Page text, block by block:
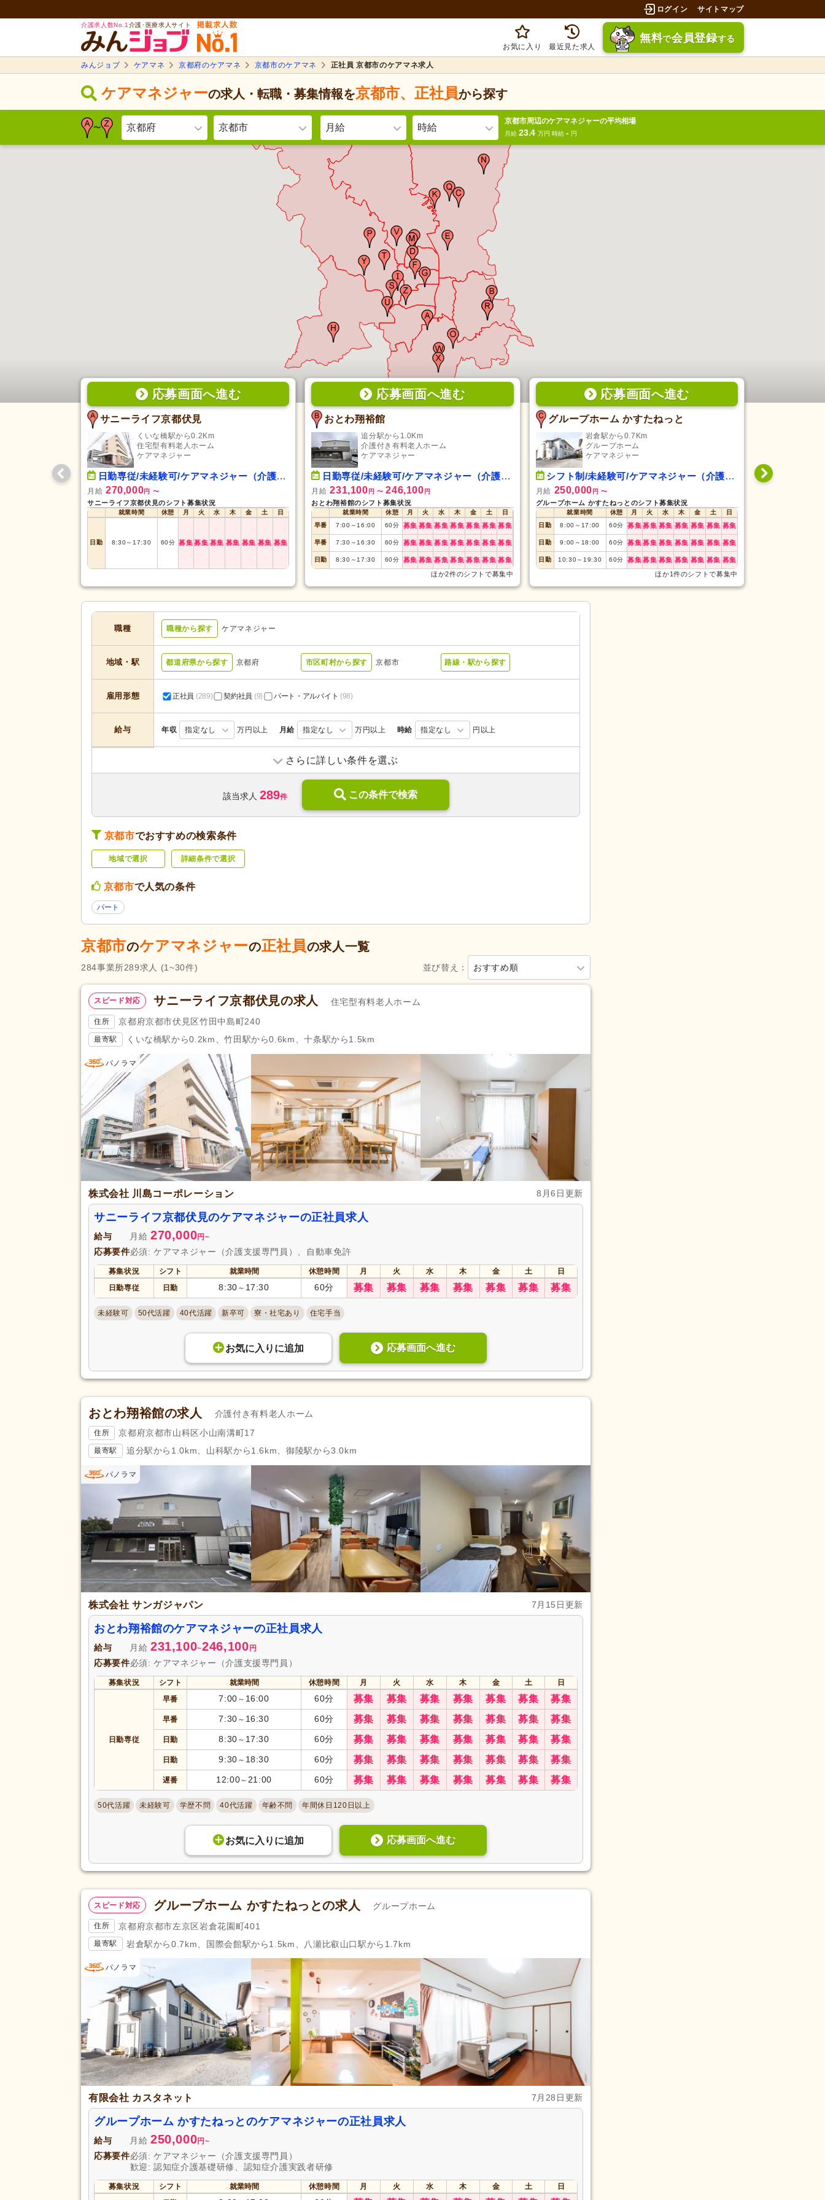
ログイン サイトマップ
介護求人数No.1 介護･医療求人サイト
お気に入り 最近見た求人
無料で会員登録する
みんジョブ ケアマネ 京都府のケアマネ 京都市のケアマネ 正社員 京都市のケアマネ求人
ケアマネジャーの求人・転職・募集情報を京都市、 正社員から探す
〜 京都府 京都市 月給 時給
京都市周辺のケアマネジャーの平均相場
月給 23.4万円 時給 - 円
応募画面へ進む
サニーライフ京都伏見
くいな橋駅から0.2Km
住宅型有料老人ホーム
ケアマネジャー
日勤専従/未経験可/ケアマネジャー（介護支援専門員）
月給 270,000円 〜
サニーライフ京都伏見のシフト募集状況
就業時間 休憩 月 火 水 木 金 土 日
日勤 8:30～ 17:30 60分 募集募集 募集 募集 募集 募集 募集
応募画面へ進む
おとわ翔裕館
追分駅から1.0Km
介護付き有料老人ホーム
ケアマネジャー
日勤専従/未経験可/ケアマネジャー（介護支援専門員）
月給 231,100 円 〜 246,100 円
おとわ翔裕館のシフト募集状況
就業時間 休憩 月 火 水 木 金 土
日
早番
7:00 ～ 16:00 60分 募集 募集 募集 募集 募集 募集 募集
早番 7:30 ～ 16:30 60分 募集 募集 募集 募集 募集 募集 募集
日勤 8:30 ～ 17:30 60分 募集 募集 募集 募集 募集 募集 募集
ほか2件のシフトで募集中
応募画面へ進む
グループホーム かすたねっと
岩倉駅から0.7Km
グループホーム
ケアマネジャー
シフト制/未経験可/ケアマネジャー（介護支援専門員）
月給 250,000 円 〜
グループホーム かすたねっとのシフト募集状況
就業時間 休憩 月 火 水 木 金 土
日
日勤
8:00 ～ 17:00 60分 募集募集 募集 募集 募集 募集 募集
日勤 9:00 ～ 18:00 60分 募集募集 募集 募集 募集 募集 募集
日勤 10:30～ 19:30 60分 募集募集 募集 募集 募集 募集 募集
ほか1件のシフトで募集中
日勤専従/未経
職種 職種から探す ケアマネジャー
地域・駅 都道府県から探す 京都府 市区町村から探す 京都市 路線・駅から探す
雇用形態 正社員 (289) 契約社員 (9) パート・アルバイト (98)
給与 年収 指定なし 万円以上 月給 指定なし 万円以上 時給 指定なし 円以上
訪問介護 (10)
デイサービス(7) 小規模多機能型居宅介護(22) 住宅型有料老人ホーム(4)
介護付き有料老人ホーム(17) サービス付き高齢者向け住宅(2)
介護老人保健施設(16)
グループホーム (49)
未経験可(309)
学歴不問
ネイル可(15) Web面接可(41) ハローワーク求人を除く(154)
掲載24時間以内 (2) 掲載3日以内 (7)
女性が活躍
勤務形態
残業ほぼなし (338) シフト制(42)
午前のみ可(9)
週1日から可(10) 週2日から可 (8)
週4日から可 (18) シフト相談可(347) 即日勤務可 (12)
応募資格
認知症ケア専門士 (1) 社会福祉士(17) 社会福祉主事任用(1)
介護支援専門員（ケアマネジャー）
(364)
自動車免許(104) 自動車免許（二種）(1)
認知症介護基礎研修 (3) 認知症介護実践者研修 認知症介護実践リーダー研修
小規模多機能型サービス等計画作成
担当者研修(2)
休日・休暇
完全週休2日(56) (113) 4週8休 (44)
土日休み (21)
日曜休み(76) 年間休日110日以上(108) 年間休日120日以上(19)
産休あり(333) 育休あり(379)
看護休暇(103)
(67)
賞与あり (267) 社会保険完備(391) 研修制度あり(346)
企業年金(28) 昇給あり(376) 復職支援あり(60)
退職金あり(221) 日・祝給与アップ
資格取得支援あり(119) 通勤手当(337) 人事評価制度あり
処遇改善手当(78) 託児施設あり
資格手当(150) 扶養控除内考慮あり(35) 扶養手当(75)
アクセス
駅近(214)
バイク通勤可(93)
さらに詳しい条件を選ぶ
該当求人 289件 この条件で検索
京都市でおすすめの検索条件
地域で選択 詳細条件で選択
京都市で人気の条件
パート
京都市のケアマネジャーの正社員の求人一覧
並び替え： おすすめ順
284事業所289求人 (1~30件)
スピード対応 サニーライフ京都伏見の求人 住宅型有料老人ホーム
住所 京都府京都市伏見区竹田中島町240
最寄駅 くいな橋駅から0.2km、竹田駅から0.6km、十条駅から1.5km
パノラマ
株式会社 川島コーポレーション 8月6日更新
サニーライフ京都伏見のケアマネジャーの正社員求人
給与 月給 270,000円~
応募要件必須: ケアマネジャー（介護支援専門員）、自動車免許
募集状況 シフト 就業時間 休憩時間 月 火 水 木 金 土
日
日勤専従
日勤 8:30 ～ 17:30 60分 募集 募集 募集 募集 募集 募集 募集
未経験可 50代活躍 40代活躍 新卒可 寮・社宅あり 住宅手当
お気に入り に追加 応募画面へ進む
おとわ翔裕館の求人 介護付き有料老人ホーム
住所 京都府京都市山科区小山南溝町17
最寄駅 追分駅から1.0km、山科駅から1.6km、御陵駅から3.0km
パノラマ
株式会社 サンガジャパン 7月15日更新
おとわ翔裕館のケアマネジャーの正社員求人
給与 月給 231,100~246,100円
応募要件必須: ケアマネジャー（介護支援専門員）
募集状況 シフト 就業時間 休憩時間 月 火 水 木 金 土 日
日勤専従
早番 7:00 ～ 16:00 60分 募集 募集 募集 募集 募集 募集 募集
早番 7:30 ～ 16:30 60分 募集 募集 募集 募集 募集 募集 募集
日勤 8:30 ～ 17:30 60分 募集 募集 募集 募集 募集 募集 募集
日勤 9:30 ～ 18:30 60分 募集 募集 募集 募集 募集 募集 募集
遅番 12:00～ 21:00 60分 募集 募集 募集 募集 募集 募集 募集
50代活躍 未経験可 学歴不問 40代活躍 年齢不問 年間休日120日以上
お気に入り に追加 応募画面へ進む
スピード対応 グループホーム かすたねっとの求人 グループホーム
住所 京都府京都市左京区岩倉花園町401
最寄駅 岩倉駅から0.7km、国際会館駅から1.5km、八瀬比叡山口駅から1.7km
パノラマ
有限会社 カスタネット 7月28日更新
グループホーム かすたねっとのケアマネジャーの正社員求人
給与 月給 250,000円~
応募要件必須: ケアマネジャー（介護支援専門員）
歓迎: 認知症介護基礎研修、認知症介護実践者研修
募集状況 シフト 就業時間 休憩時間 月 火 水 木 金 土
日